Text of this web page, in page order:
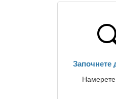
Започнете